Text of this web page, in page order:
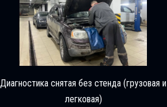
Диагностика снятая без стенда (грузовая и
легковая)